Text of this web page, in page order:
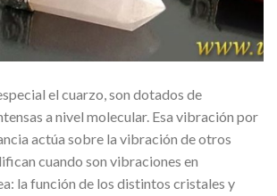
el cuarzo, son dotados de
a nivel molecular. Esa vibración por
actúa sobre la vibración de otros
cuando son vibraciones en
la función de los distintos cristales y